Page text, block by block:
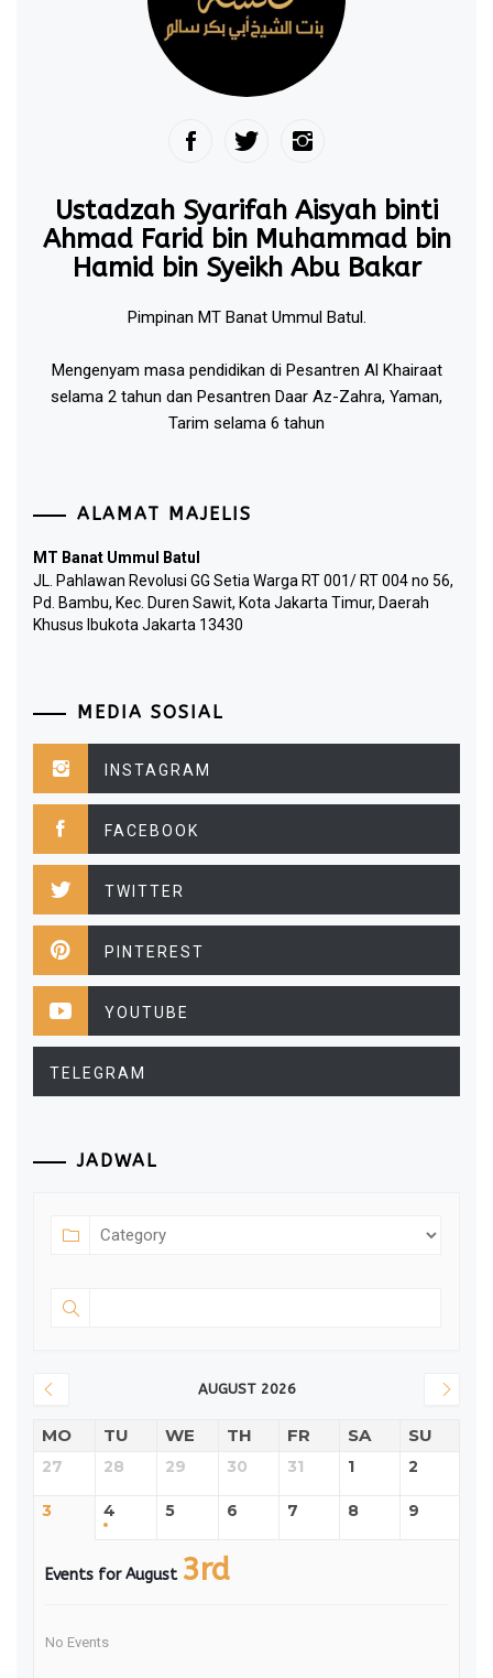
Ustadzah Syarifah Aisyah binti
Ahmad Farid bin Muhammad bin
Hamid bin Syeikh Abu Bakar
Pimpinan MT Banat Ummul Batul.
Mengenyam masa pendidikan di Pesantren Al Khairaat
selama 2 tahun dan Pesantren Daar Az-Zahra, Yaman,
Tarim selama 6 tahun
ALAMAT MAJELIS
MT Banat Ummul Batul
JL. Pahlawan Revolusi GG Setia Warga RT 001/ RT 004 no 56,
Pd. Bambu, Kec. Duren Sawit, Kota Jakarta Timur, Daerah
Khusus Ibukota Jakarta 13430
MEDIA SOSIAL
INSTAGRAM
FACEBOOK
TWITTER
PINTEREST
YOUTUBE
TELEGRAM
JADWAL
AUGUST 2026
MO TU WE TH FR SA SU
27 28 29 30 31 1 2
3 4 5 6 7 8 9
Events for August 3rd
No Events